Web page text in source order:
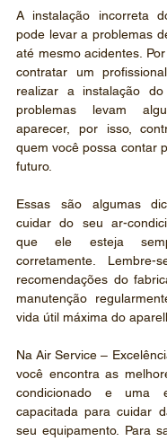
A instalação incorreta
pode levar a problemas
até mesmo acidentes.
contratar um
realizar a instalação do
problemas levam
aparecer, por isso,
quem você possa contar
futuro.
Essas são algumas
cuidar do seu ar-
que ele esteja
corretamente.
recomendações do
manutenção
vida útil máxima do
Na Air Service –
você encontra as
condicionado e uma
capacitada para cuidar
seu equipamento. Para